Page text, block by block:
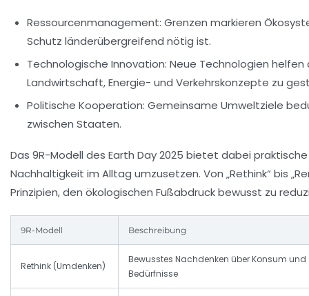
Ressourcenmanagement: Grenzen markieren
Schutz länderübergreifend nötig ist.
Technologische Innovation: Neue Technologien
Landwirtschaft, Energie- und Verkehrskonzepte zu
Politische Kooperation: Gemeinsame Umweltziele
zwischen Staaten.
Das 9R-Modell des Earth Day 2025 bietet dabei
Nachhaltigkeit im Alltag umzusetzen. Von „Rethink“ bis
Prinzipien, den ökologischen Fußabdruck bewusst zu
9R-Modell Beschreibung
Rethink (Umdenken)
Bewusstes Nachdenken über Konsum und
Bedürfnisse